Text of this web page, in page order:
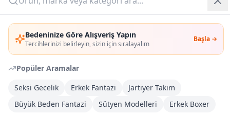
Bedeninize Göre Alışveriş Yapın
Tercihlerinizi belirleyin, sizin için sıralayalım
Başla →
Popüler Aramalar
Seksi Gecelik
Erkek Fantazi
Jartiyer Takım
Büyük Beden Fantazi
Sütyen Modelleri Erkek Boxer
Giriş Yap
Üye Ol
13-14 Yaş
Adet:
Şimdi Al